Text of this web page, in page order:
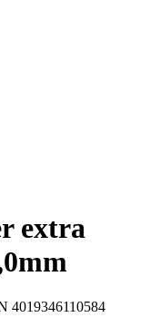
extra
4019346110584